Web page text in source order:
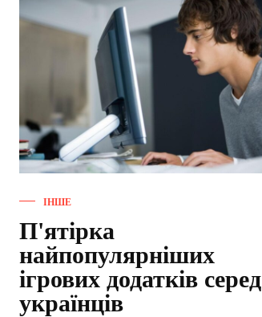
ІНШЕ
П'ятірка
найпопулярніших
ігрових додатків серед
українців